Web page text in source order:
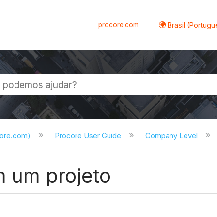
procore.com Brasil
Procore User Guide Company Level
um projeto